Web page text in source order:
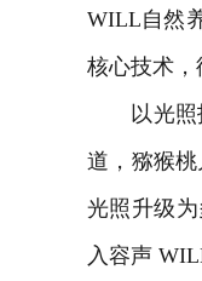
WILL自然
核心技术，
以光照技
道，猕猴
光照升级
入容声